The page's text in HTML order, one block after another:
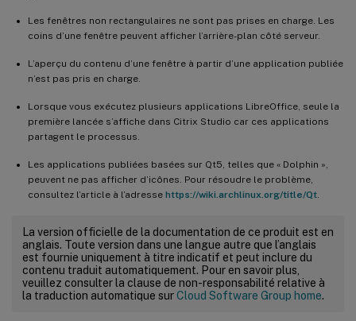
Les fenêtres non rectangulaires ne sont pas prises en charge. Les
coins d’une fenêtre peuvent afficher l’arrière-plan côté serveur.
L’aperçu du contenu d’une fenêtre à partir d’une application publiée
n’est pas pris en charge.
Lorsque vous exécutez plusieurs applications LibreOffice, seule la
première lancée s’affiche dans Citrix Studio car ces applications
partagent le processus.
Les applications publiées basées sur Qt5, telles que « Dolphin »,
peuvent ne pas afficher d’icônes. Pour résoudre le problème,
consultez l’article à l’adresse https://wiki.archlinux.org/title/Qt
La version officielle de la documentation de ce produit est en
anglais. Toute version dans une langue autre que l’anglais
est fournie uniquement à titre indicatif et peut inclure du
contenu traduit automatiquement. Pour en savoir plus,
veuillez consulter la clause de non-responsabilité relative à
la traduction automatique surCloud Software Group home.